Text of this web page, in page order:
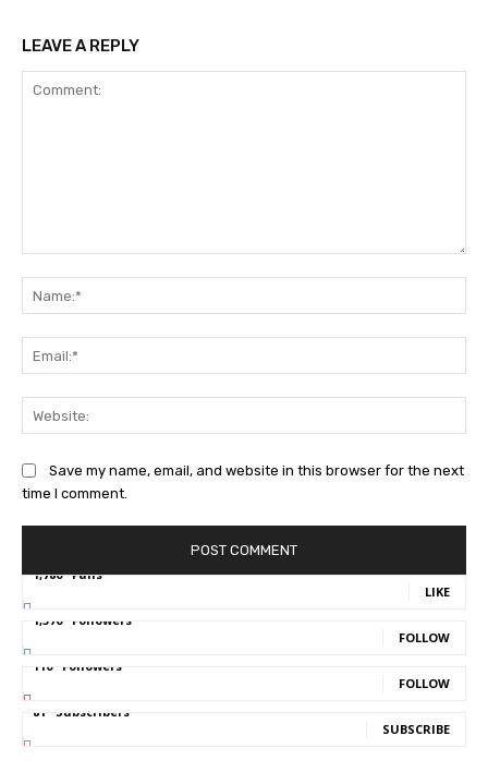
LEAVE A REPLY
Save my name, email, and website in this browser for the next
time I comment.
1,780 Fans
LIKE
1,570
Followers
FOLLOW
110
Followers
FOLLOW
81
Subscribers
SUBSCRIBE